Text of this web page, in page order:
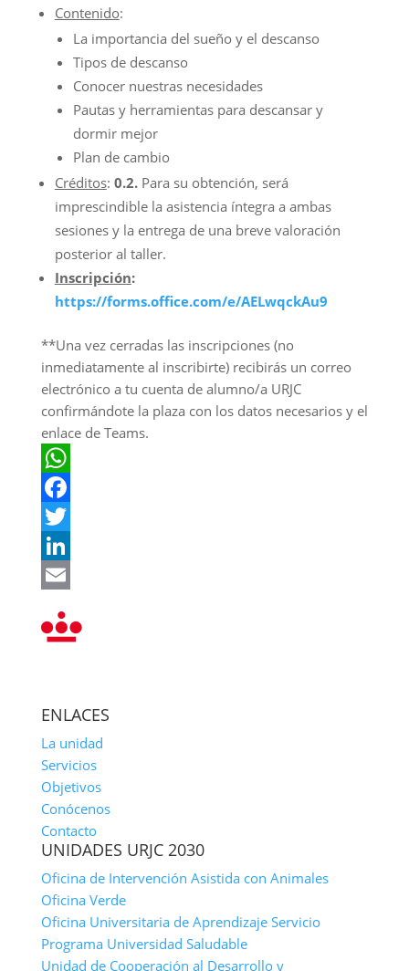
Contenido:
La importancia del sueño y el descanso
Tipos de descanso
Conocer nuestras necesidades
Pautas y herramientas para descansar y
dormir mejor
Plan de cambio
Créditos: 0.2. Para su obtención, será
imprescindible la asistencia íntegra a ambas
sesiones y la entrega de una breve valoración
posterior al taller.
Inscripción:
https://forms.office.com/e/AELwqckAu9
**Una vez cerradas las inscripciones (no
inmediatamente al inscribirte) recibirás un correo
electrónico a tu cuenta de alumno/a URJC
confirmándote la plaza con los datos necesarios y el
enlace de Teams.
WhatsApp
Facebook
Twitter
LinkedIn
ENLACES
La unidad
Servicios
Objetivos
Conócenos
Contacto
UNIDADES URJC 2030
Oficina de Intervención Asistida con Animales
Oficina Verde
Oficina Universitaria de Aprendizaje Servicio
Programa Universidad Saludable
Unidad de Cooperación al Desarrollo y